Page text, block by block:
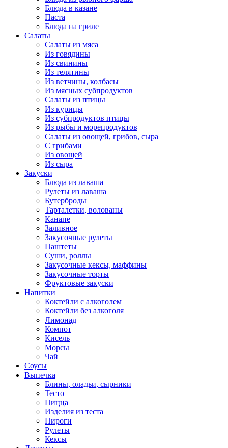
Блюда в казане
Паста
Блюда на гриле
Салаты
Салаты из мяса
Из говядины
Из свинины
Из телятины
Из ветчины, колбасы
Из мясных субпродуктов
Салаты из птицы
Из курицы
Из субпродуктов птицы
Из рыбы и морепродуктов
Салаты из овощей, грибов, сыра
С грибами
Из овощей
Из сыра
Закуски
Блюда из лаваша
Рулеты из лаваша
Бутерброды
Тарталетки, волованы
Канапе
Заливное
Закусочные рулеты
Паштеты
Суши, роллы
Закусочные кексы, маффины
Закусочные торты
Фруктовые закуски
Напитки
Коктейли с алкоголем
Коктейли без алкоголя
Лимонад
Компот
Кисель
Морсы
Чай
Соусы
Выпечка
Блины, оладьи, сырники
Тесто
Пицца
Изделия из теста
Пироги
Рулеты
Кексы